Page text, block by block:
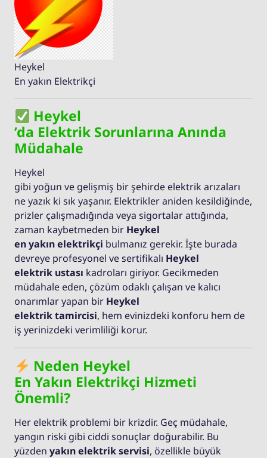
Heykel
En yakın Elektrikçi
Heykel
’da Elektrik Sorunlarına Anında
Müdahale
Heykel
gibi yoğun ve gelişmiş bir şehirde elektrik arızaları
ne yazık ki sık yaşanır. Elektrikler aniden kesildiğinde,
prizler çalışmadığında veya sigortalar attığında,
zaman kaybetmeden bir Heykel
en yakın elektrikçi bulmanız gerekir. İşte burada
devreye profesyonel ve sertifikalı Heykel
elektrik ustası kadroları giriyor. Gecikmeden
müdahale eden, çözüm odaklı çalışan ve kalıcı
onarımlar yapan bir Heykel
elektrik tamircisi, hem evinizdeki konforu hem de
iş yerinizdeki verimliliği korur.
Neden Heykel
En Yakın Elektrikçi Hizmeti
Önemli?
Her elektrik problemi bir krizdir. Geç müdahale,
yangın riski gibi ciddi sonuçlar doğurabilir. Bu
yüzden yakın elektrik servisi, özellikle büyük